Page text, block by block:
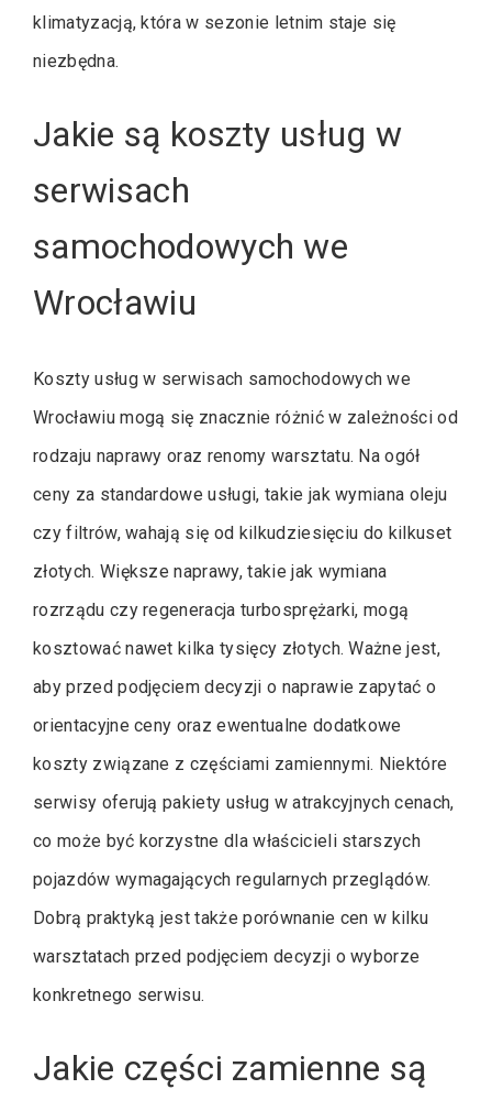
klimatyzacją, która w sezonie letnim staje się
niezbędna.
Jakie są koszty usług w
serwisach
samochodowych we
Wrocławiu
Koszty usług w serwisach samochodowych we
Wrocławiu mogą się znacznie różnić w zależności od
rodzaju naprawy oraz renomy warsztatu. Na ogół
ceny za standardowe usługi, takie jak wymiana oleju
czy filtrów, wahają się od kilkudziesięciu do kilkuset
złotych. Większe naprawy, takie jak wymiana
rozrządu czy regeneracja turbosprężarki, mogą
kosztować nawet kilka tysięcy złotych. Ważne jest,
aby przed podjęciem decyzji o naprawie zapytać o
orientacyjne ceny oraz ewentualne dodatkowe
koszty związane z częściami zamiennymi. Niektóre
serwisy oferują pakiety usług w atrakcyjnych cenach,
co może być korzystne dla właścicieli starszych
pojazdów wymagających regularnych przeglądów.
Dobrą praktyką jest także porównanie cen w kilku
warsztatach przed podjęciem decyzji o wyborze
konkretnego serwisu.
Jakie części zamienne są